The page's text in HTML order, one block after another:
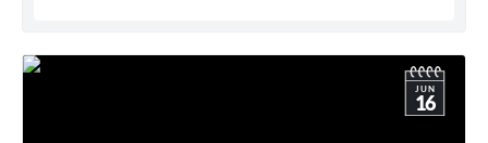
JUN
16